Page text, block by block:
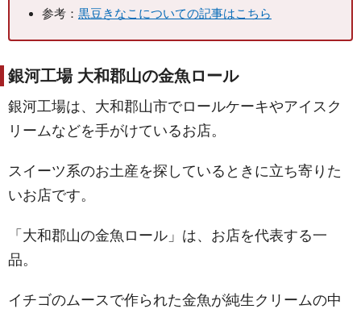
参考： 黒豆きなこについての記事はこちら
銀河工場 大和郡山の金魚ロール
銀河工場は、大和郡山市でロールケーキやアイスク
リームなどを手がけているお店。
スイーツ系のお土産を探しているときに立ち寄りた
いお店です。
「大和郡山の金魚ロール」は、お店を代表する一
品。
イチゴのムースで作られた金魚が純生クリームの中